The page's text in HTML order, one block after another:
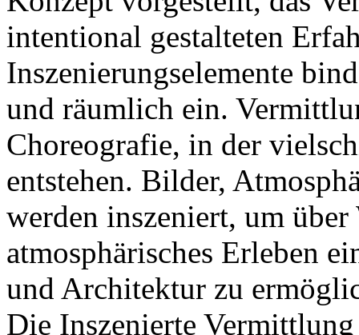
intentional gestalteten
Inszenierungselemente
und räumlich ein.
Choreografie, in der
entstehen. Bilder,
werden inszeniert, um
atmosphärisches Erleben
und Architektur zu
Die Inszenierte